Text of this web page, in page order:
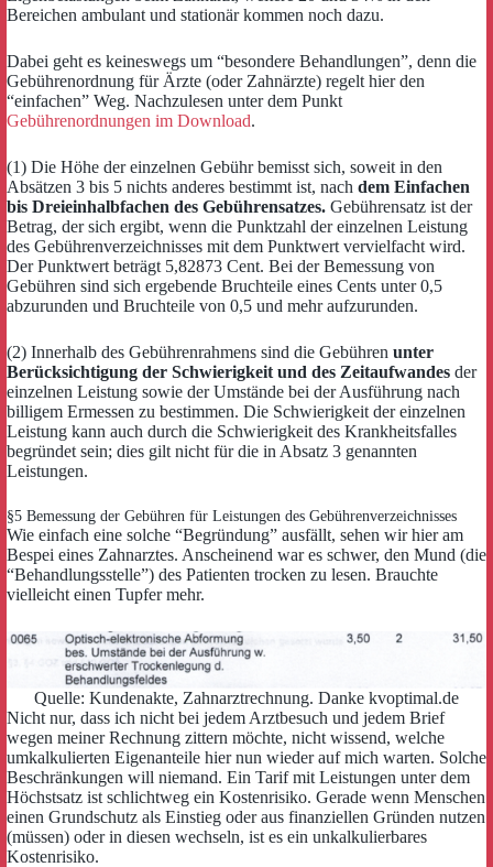
Bereichen ambulant und stationär kommen noch dazu.
Dabei geht es keineswegs um “besondere Behandlungen”, denn die
Gebührenordnung für Ärzte (oder Zahnärzte) regelt hier den
“einfachen” Weg. Nachzulesen unter dem Punkt
Gebührenordnungen im Download.
(1) Die Höhe der einzelnen Gebühr bemisst sich, soweit in den
Absätzen 3 bis 5 nichts anderes bestimmt ist, nach dem Einfachen
bis Dreieinhalbfachen des Gebührensatzes. Gebührensatz ist der
Betrag, der sich ergibt, wenn die Punktzahl der einzelnen Leistung
des Gebührenverzeichnisses mit dem Punktwert vervielfacht wird.
Der Punktwert beträgt 5,82873 Cent. Bei der Bemessung von
Gebühren sind sich ergebende Bruchteile eines Cents unter 0,5
abzurunden und Bruchteile von 0,5 und mehr aufzurunden.
(2) Innerhalb des Gebührenrahmens sind die Gebühren unter
Berücksichtigung der Schwierigkeit und des Zeitaufwandes der
einzelnen Leistung sowie der Umstände bei der Ausführung nach
billigem Ermessen zu bestimmen. Die Schwierigkeit der einzelnen
Leistung kann auch durch die Schwierigkeit des Krankheitsfalles
begründet sein; dies gilt nicht für die in Absatz 3 genannten
Leistungen.
§5 Bemessung der Gebühren für Leistungen des Gebührenverzeichnisses
Wie einfach eine solche “Begründung” ausfällt, sehen wir hier am
Bespei eines Zahnarztes. Anscheinend war es schwer, den Mund (die
“Behandlungsstelle”) des Patienten trocken zu lesen. Brauchte
vielleicht einen Tupfer mehr.
Quelle: Kundenakte, Zahnarztrechnung. Danke kvoptimal.de
Nicht nur, dass ich nicht bei jedem Arztbesuch und jedem Brief
wegen meiner Rechnung zittern möchte, nicht wissend, welche
umkalkulierten Eigenanteile hier nun wieder auf mich warten. Solche
Beschränkungen will niemand. Ein Tarif mit Leistungen unter dem
Höchstsatz ist schlichtweg ein Kostenrisiko. Gerade wenn Menschen
einen Grundschutz als Einstieg oder aus finanziellen Gründen nutzen
(müssen) oder in diesen wechseln, ist es ein unkalkulierbares
Kostenrisiko.